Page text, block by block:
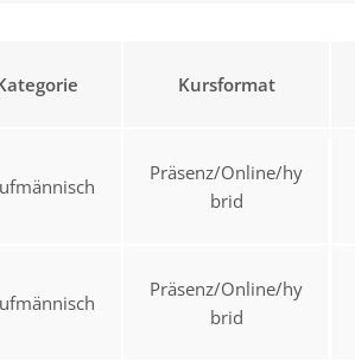
Kursformat
Präsenz/Online/hy
brid
Präsenz/Online/hy
brid